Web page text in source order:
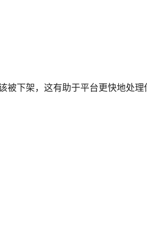
被下架，这有助于平台更快地处理